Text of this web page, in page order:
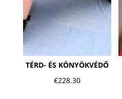
TÉRD- ÉS KÖNYÖKVÉDŐ
€228.30